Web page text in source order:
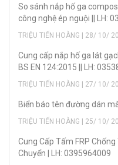
So sánh nắp hố ga
công nghệ ép nguội || LH:
TRIỆU TIẾN HOÀNG | 28/ 10/
Cung cấp nắp hố ga lát
BS EN 124:2015 || LH:
TRIỆU TIẾN HOÀNG | 27/ 10/
Biển báo tên đường dán
TRIỆU TIẾN HOÀNG | 25/ 10/
Cung Cấp Tấm FRP
Chuyển | LH: 0395964009